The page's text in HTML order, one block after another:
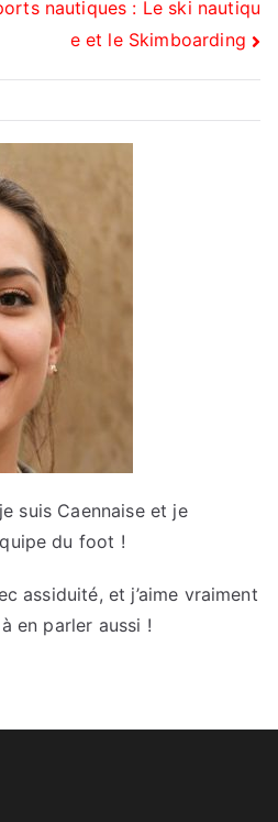
nautiques : Le ski nautiqu
e et le Skimboarding
suis Caennaise et je
du foot !
assiduité, et j’aime vraiment
en parler aussi !